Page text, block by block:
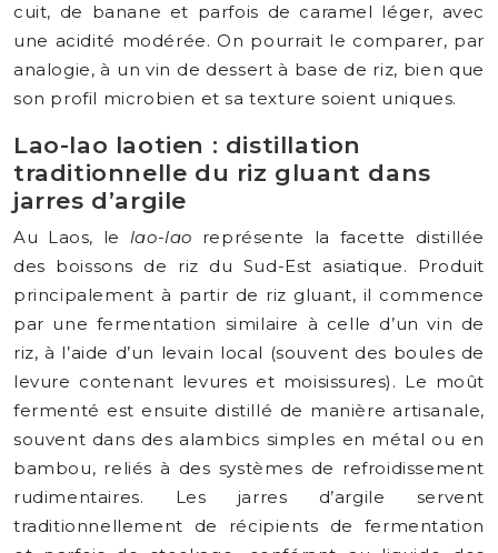
cuit, de banane et parfois de caramel léger, avec
une acidité modérée. On pourrait le comparer, par
analogie, à un vin de dessert à base de riz, bien que
son profil microbien et sa texture soient uniques.
Lao-lao laotien : distillation
traditionnelle du riz gluant dans
jarres d’argile
Au Laos, le lao-lao représente la facette distillée
des boissons de riz du Sud-Est asiatique. Produit
principalement à partir de riz gluant, il commence
par une fermentation similaire à celle d’un vin de
riz, à l’aide d’un levain local (souvent des boules de
levure contenant levures et moisissures). Le moût
fermenté est ensuite distillé de manière artisanale,
souvent dans des alambics simples en métal ou en
bambou, reliés à des systèmes de refroidissement
rudimentaires. Les jarres d’argile servent
traditionnellement de récipients de fermentation